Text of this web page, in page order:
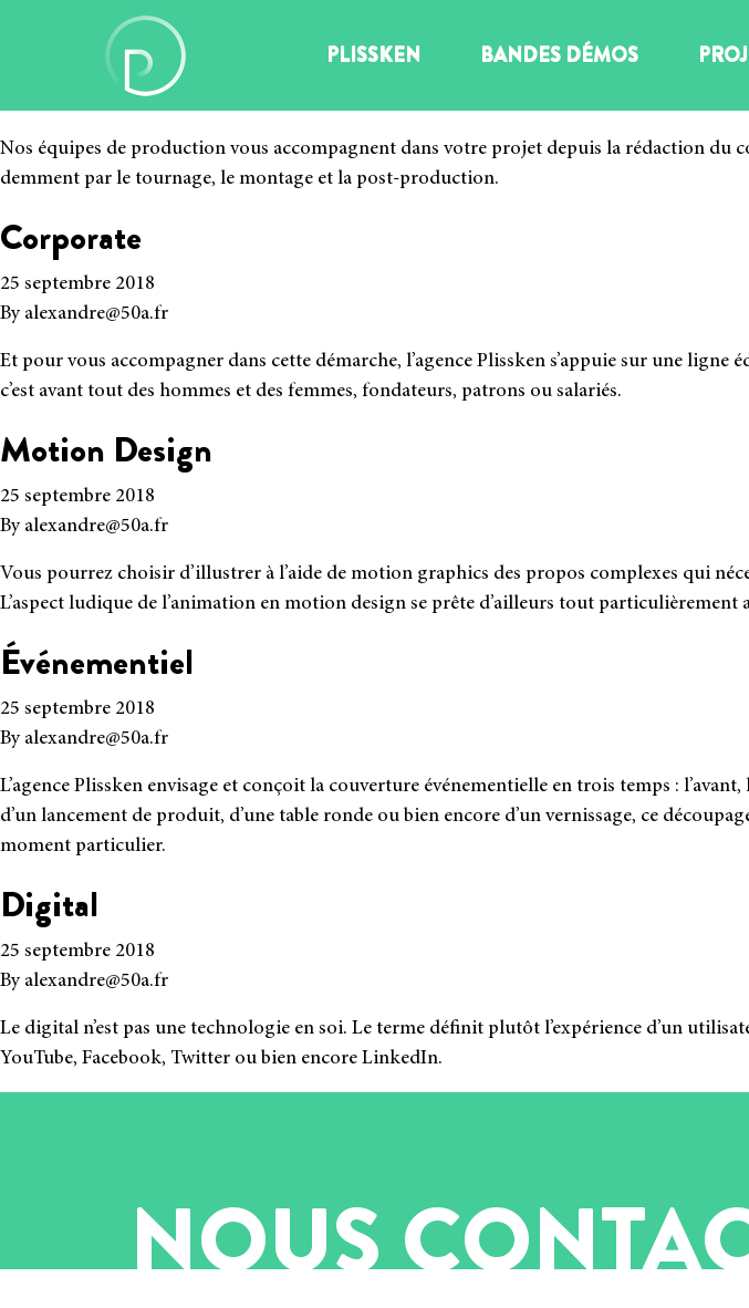
PLISSKEN BANDES DÉMOS
Publicité
28 janvier 2019
Nos équipes de pro­duc­tion vous accom­pagnent dans votre pro­jet depuis la rédac­tion
dem­ment par le tour­nage, le mon­tage et la post-production.
Corporate
25 septembre 2018
By alexandre@50a.fr
Et pour vous accom­pa­gner dans cette démarche, l’agence Plissken s’appuie sur une
c’est avant tout des hommes et des femmes, fon­da­teurs, patrons ou sala­riés.
Motion Design
25 septembre 2018
By alexandre@50a.fr
Vous pour­rez choi­sir d’illustrer à l’aide de motion gra­phics des pro­pos com­plexes qui
L’aspect ludique de l’animation en motion desi­gn se prête d’ailleurs tout
Événementiel
25 septembre 2018
By alexandre@50a.fr
L’agence Plissken envi­sage et conçoit la cou­ver­ture évé­ne­men­tielle en trois temps : l’avant,
d’un lan­ce­ment de pro­duit, d’une table ronde ou bien encore d’un ver­nis­sage, ce
moment par­ti­cu­lier.
Digital
25 septembre 2018
By alexandre@50a.fr
Le digi­tal n’est pas une tech­no­lo­gie en soi. Le terme défi­nit plu­tôt l’expérience d’un
YouTube, Facebook, Twitter ou bien encore LinkedIn.
NOUS